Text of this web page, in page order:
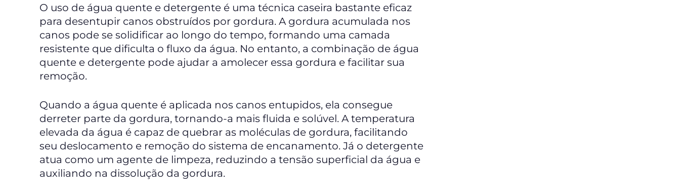
O uso de água quente e detergente é uma técnica caseira bastante eficaz
para desentupir canos obstruídos por gordura. A gordura acumulada nos
canos pode se solidificar ao longo do tempo, formando uma camada
resistente que dificulta o fluxo da água. No entanto, a combinação de água
quente e detergente pode ajudar a amolecer essa gordura e facilitar sua
remoção.
Quando a água quente é aplicada nos canos entupidos, ela consegue
derreter parte da gordura, tornando-a mais fluida e solúvel. A temperatura
elevada da água é capaz de quebrar as moléculas de gordura, facilitando
seu deslocamento e remoção do sistema de encanamento. Já o detergente
atua como um agente de limpeza, reduzindo a tensão superficial da água e
auxiliando na dissolução da gordura.